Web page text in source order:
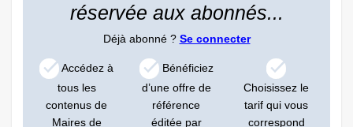
réservée aux abonnés...
Déjà abonné ? Se connecter
Accédez à
tous les
contenus de
Maires de
Bénéficiez
d’une offre de
référence
éditée par
Choisissez le
tarif qui vous
correspond